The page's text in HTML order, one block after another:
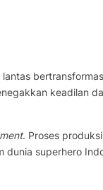
keadilan
. Proses produksi
superhero